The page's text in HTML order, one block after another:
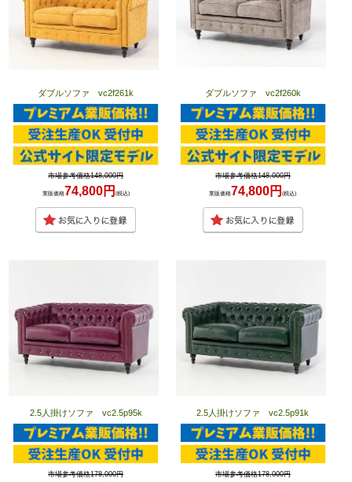
ダブルソファ vc2f261k
市場参考価格148,000円
業販価格74,800円 (税込)
ダブルソファ vc2f260k
市場参考価格148,000円
業販価格74,800円(税込)
2.5人掛けソファ vc2.5p95k
市場参考価格178,000円
2.5人掛けソファ vc2.5p91k
市場参考価格178,000円